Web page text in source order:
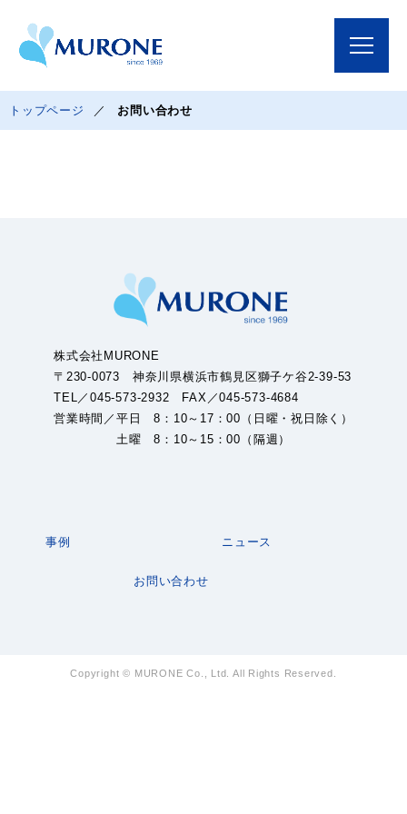
トップページ お問い合わせ
株式会社MURONE
〒230-0073 神奈川県横浜市鶴見区獅子ケ谷2-39-53
TEL／045-573-2932 FAX／045-573-4684
営業時間／平日 8：10～17：00（日曜・祝日除く）
土曜 8：10～15：00（隔週）
事例 ニュース
お問い合わせ
Copyright © MURONE Co., Ltd. All Rights Reserved.